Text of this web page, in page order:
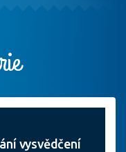
vysvědčení